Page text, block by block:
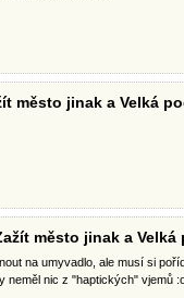
město jinak a Velká
město jinak a
na umyvadlo, ale musí si
neměl nic z "haptických" vjemů